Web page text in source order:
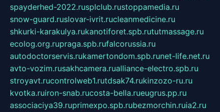
spayderhed-2022.rusplclub.rustoppamedia.ru
snow-guard.ruslovar-ivrit.rucleanmedicine.ru
shkurki-karakulya.rukanotiforet.spb.rututmassage.ru
ecolog.org.rupraga.spb.rufalcorussia.ru
autodoctorservis.rukamertondom.spb.runet-life.net.ru
avto-vozim.rusakhcamera.rualliance-electro.spb.ru
stroyavt.rucontrolweb1.rutdsak74.rukinzozo-ru.ru
kvotka.ruiron-snab.rucosta-bella.rueugrus.pp.ru
associaciya39.ruprimexpo.spb.rubezmorchin.ruia2.ru